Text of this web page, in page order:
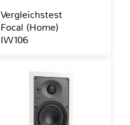
Vergleichstest
Focal (Home)
IW106